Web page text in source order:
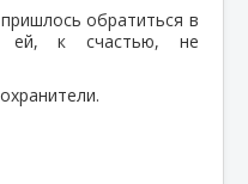
обратиться в
ей, к счастью, не